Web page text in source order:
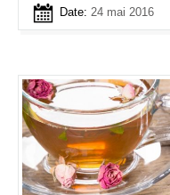
Date: 24 mai 2016